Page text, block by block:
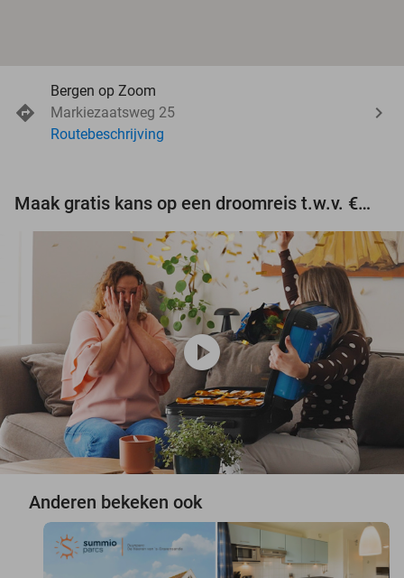
Bergen op Zoom
Markiezaatsweg 25
Routebeschrijving
Maak gratis kans op een droomreis t.w.v. €3.000!
play_circle
Anderen bekeken ook